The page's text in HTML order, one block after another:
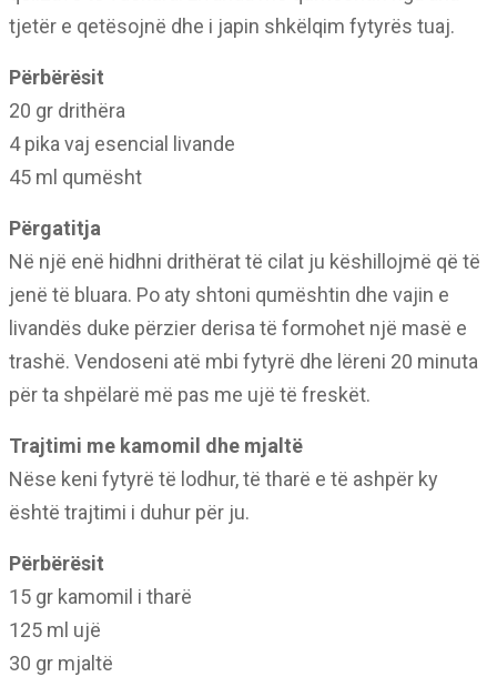
tjetër e qetësojnë dhe i japin shkëlqim fytyrës tuaj.
Përbërësit
20 gr drithëra
4 pika vaj esencial livande
45 ml qumësht
Përgatitja
Në një enë hidhni drithërat të cilat ju këshillojmë që të
jenë të bluara. Po aty shtoni qumështin dhe vajin e
livandës duke përzier derisa të formohet një masë e
trashë. Vendoseni atë mbi fytyrë dhe lëreni 20 minuta
për ta shpëlarë më pas me ujë të freskët.
Trajtimi me kamomil dhe mjaltë
Nëse keni fytyrë të lodhur, të tharë e të ashpër ky
është trajtimi i duhur për ju.
Përbërësit
15 gr kamomil i tharë
125 ml ujë
30 gr mjaltë